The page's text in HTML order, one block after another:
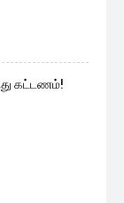
கட்டணம்!